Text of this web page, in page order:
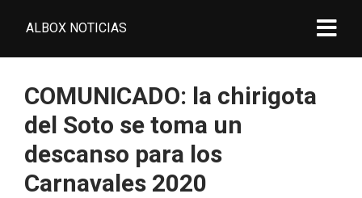
ALBOX NOTICIAS
COMUNICADO: la chirigota
del Soto se toma un
descanso para los
Carnavales 2020